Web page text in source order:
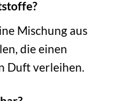
Mischung aus
die einen
Duft verleihen.